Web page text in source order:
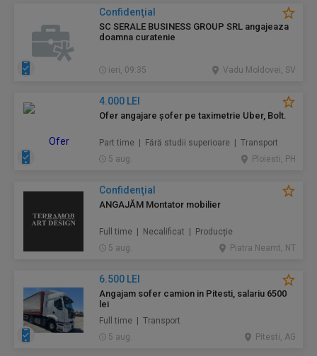
Confidenţial
SC SERALE BUSINESS GROUP SRL angajeaza
doamna curatenie
ieri, 09:35 Vadu Moldovei, SV
4.000 LEI
Ofer angajare șofer pe taximetrie Uber, Bolt.
Part time | Fără studii superioare | Transport
5 aug.
Ploiesti, PH
Confidenţial
ANGAJĂM Montator mobilier
Full time | Necalificat | Producție
5 aug.
Piatra Neamt, NT
6.500 LEI
Angajam sofer camion in Pitesti, salariu 6500
lei
Full time | Transport
5 aug.
Pitesti, AG